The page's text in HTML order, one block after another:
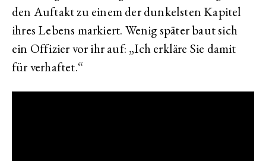
den Auftakt zu einem der dunkelsten Kapitel
ihres Lebens markiert. Wenig später baut sich
ein Offizier vor ihr auf: „Ich erkläre Sie damit
für verhaftet.“